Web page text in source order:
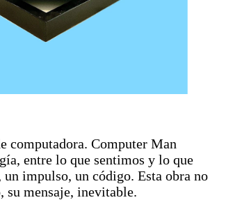
computadora. Computer Man
entre lo que sentimos y lo que
impulso, un código. Esta obra no
su mensaje, inevitable.